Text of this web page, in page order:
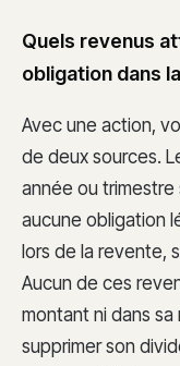
Quels revenus
obligation dans
Avec une action,
de deux sources.
année ou trimestre
aucune obligation
lors de la revente,
Aucun de ces
montant ni dans
supprimer son